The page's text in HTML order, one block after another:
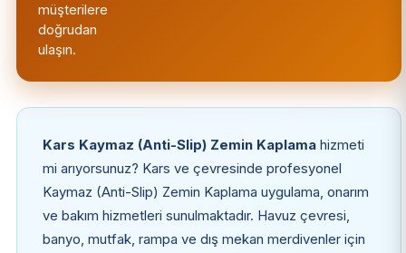
müşterilere
doğrudan
ulaşın.
Kars Kaymaz (Anti-Slip) Zemin Kaplamahizmeti
mi arıyorsunuz? Kars ve çevresinde profesyonel
Kaymaz (Anti-Slip) Zemin Kaplama uygulama, onarım
ve bakım hizmetleri sunulmaktadır. Havuz çevresi,
banyo, mutfak, rampa ve dış mekan merdivenler için